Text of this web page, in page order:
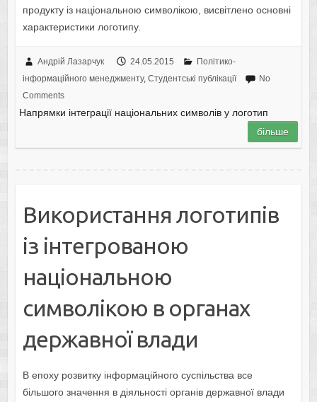
продукту із національною символікою, висвітлено основні
характеристики логотипу.
Андрій Лазарчук 24.05.2015
Політико-
інформаційного менеджменту, Студентські публікації
No
Comments
Напрямки інтеграції національних символів у логотип
більше
Використання логотипів
із інтегрованою
національною
символікою в органах
державної влади
В епоху розвитку інформаційного суспільства все
більшого значення в діяльності органів державної влади